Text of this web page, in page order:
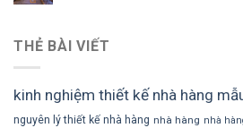
THẺ BÀI VIẾT
kinh nghiệm thiết kế nhà hàng
nguyên lý thiết kế nhà hàng nhà hàng nhà